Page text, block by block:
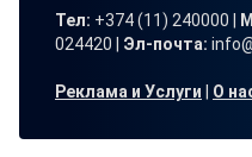
Тел: +374 (11) 240000 |
024420 | Эл-почта:
Реклама и Услуги О